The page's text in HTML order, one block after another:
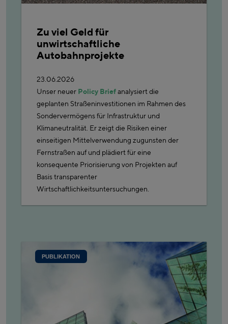
Zu viel Geld für
unwirtschaftliche
Autobahnprojekte
23.06.2026
Unser neuer Policy Briefanalysiert die
geplanten Straßeninvestitionen im Rahmen des
Sondervermögens für Infrastruktur und
Klimaneutralität. Er zeigt die Risiken einer
einseitigen Mittelverwendung zugunsten der
Fernstraßen auf und plädiert für eine
konsequente Priorisierung von Projekten auf
Basis transparenter
Wirtschaftlichkeitsuntersuchungen.
PUBLIKATION